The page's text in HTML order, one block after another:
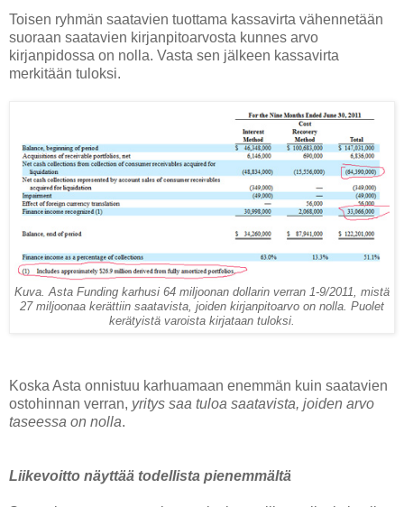
Toisen ryhmän saatavien tuottama kassavirta vähennetään
suoraan saatavien kirjanpitoarvosta kunnes arvo
kirjanpidossa on nolla. Vasta sen jälkeen kassavirta
merkitään tuloksi.
Kuva. Asta Funding karhusi 64 miljoonan dollarin verran 1-9/2011, mistä
27 miljoonaa kerättiin saatavista, joiden kirjanpitoarvo on nolla. Puolet
kerätyistä varoista kirjataan tuloksi.
Koska Asta onnistuu karhuamaan enemmän kuin saatavien
ostohinnan verran, yritys saa tuloa saatavista, joiden arvo
taseessa on nolla.
Liikevoitto näyttää todellista pienemmältä